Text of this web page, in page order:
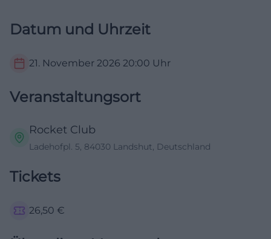
Datum und Uhrzeit
21. November 2026 20:00 Uhr
Veranstaltungsort
Rocket Club
Ladehofpl. 5, 84030 Landshut, Deutschland
Tickets
26,50 €